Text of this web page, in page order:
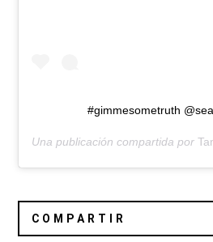
#gimmesometruth
Una publicación compartida por